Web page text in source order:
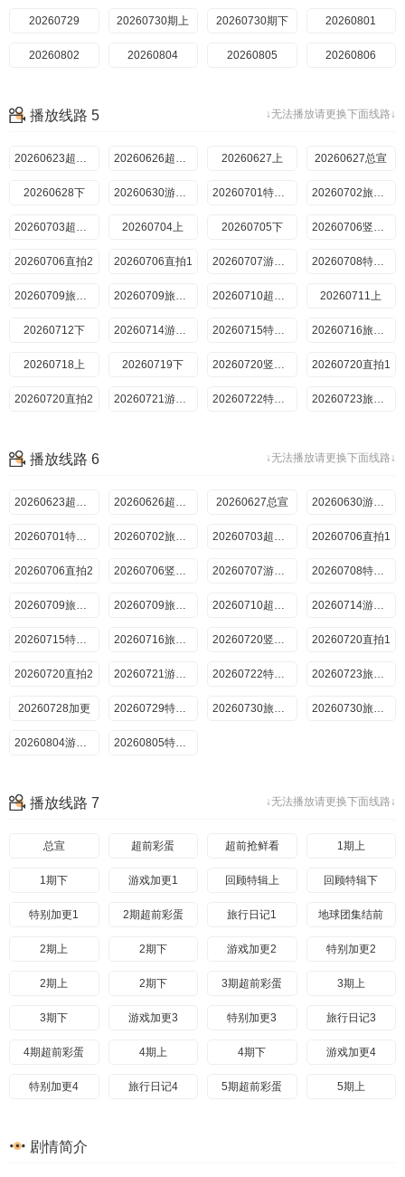
20260729 20260730期上 20260730期下 20260801
20260802 20260804 20260805 20260806
↓无法播放请更换下面线路↓
播放线路 5
20260623超前抢鲜看 20260626超前彩蛋 20260627上 20260627总宣
20260628下 20260630游戏加更 20260701特别加更 20260702旅行日记
20260703超前彩蛋 20260704上 20260705下 20260706竖屏直拍
20260706直拍2 20260706直拍1 20260707游戏加更 20260708特别加更
20260709旅行日记上 20260709旅行日记下 20260710超前彩蛋 20260711上
20260712下 20260714游戏加更 20260715特别加更 20260716旅行日记
20260718上 20260719下 20260720竖屏直拍 20260720直拍1
20260720直拍2 20260721游戏加更 20260722特别加更 20260723旅行日记
20260730旅行日记上
20260804游戏加更 20260805特别联动 20260806旅行日记
↓无法播放请更换下面线路↓
播放线路 6
20260623超前抢鲜看 20260626超前彩蛋 20260627总宣 20260630游戏加更
20260701特别加更 20260702旅行日记 20260703超前彩蛋 20260706直拍1
20260706直拍2 20260706竖屏直拍 20260707游戏加更 20260708特别加更
20260709旅行日记上 20260709旅行日记下 20260710超前彩蛋 20260714游戏加更
20260715特别加更 20260716旅行日记 20260720竖屏直拍 20260720直拍1
20260720直拍2 20260721游戏加更 20260722特别加更 20260723旅行日记
20260728加更 20260729特别加更 20260730旅行日记上 20260730旅行日记下
20260804游戏加更 20260805特别联动
↓无法播放请更换下面线路↓
播放线路 7
总宣 超前彩蛋 超前抢鲜看 1期上
1期下 游戏加更1 回顾特辑上 回顾特辑下
特别加更1 2期超前彩蛋 旅行日记1 地球团集结前
2期上 2期下 游戏加更2 特别加更2
2期上 2期下 3期超前彩蛋 3期上
3期下 游戏加更3 特别加更3 旅行日记3
4期超前彩蛋 4期上 4期下 游戏加更4
特别加更4 旅行日记4 5期超前彩蛋 5期上
旅行日记5期下
剧情简介